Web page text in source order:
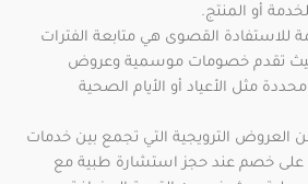
أو المنتج.
للاستفادة القصوى هي متابعة الفترات
حيث تقدم خصومات موسمية وعروض
مثل الأعياد أو الأيام الصحية
العروض الترويجية التي تجمع بين خدمات
على خصم عند حجز استشارة طبية مع